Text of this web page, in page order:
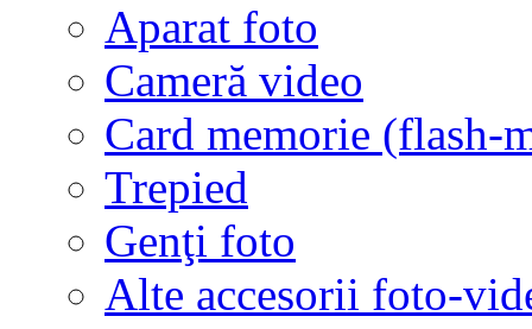
Aparat foto
Cameră video
Card memorie (flash-
Trepied
Genţi foto
Alte accesorii foto-